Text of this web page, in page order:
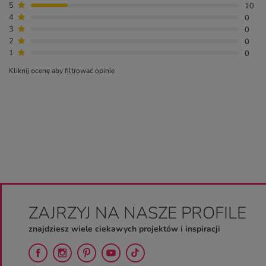
5
10
4
0
3
0
2
0
1
0
Kliknij ocenę aby filtrować opinie
ZAJRZYJ NA NASZE PROFILE
znajdziesz wiele ciekawych projektów i inspiracji